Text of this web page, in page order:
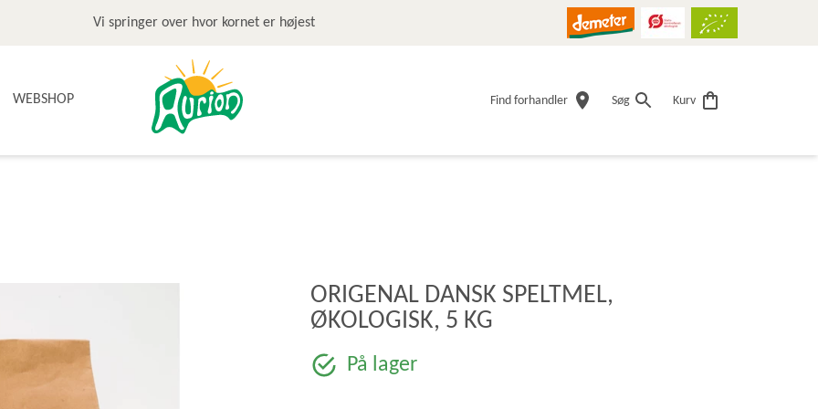
Vi springer over hvor kornet er højest
WEBSHOP
DIVERSE
FRUGTRULLER
GLUTENFRI
Find forhandler Søg Kurv
ORIGENAL DANSK SPELTMEL,
ØKOLOGISK, 5 KG
På lager